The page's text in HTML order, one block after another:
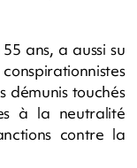
ans, a aussi su
démunis touchés
à la neutralité
contre la